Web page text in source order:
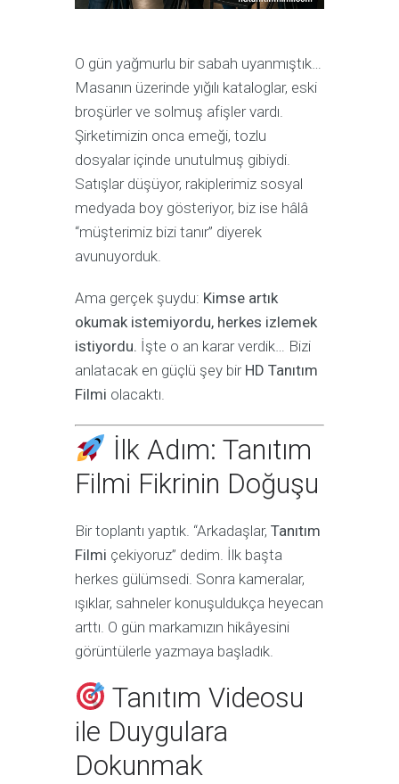
O gün yağmurlu bir sabah uyanmıştık…
Masanın üzerinde yığılı kataloglar, eski
broşürler ve solmuş afişler vardı.
Şirketimizin onca emeği, tozlu
dosyalar içinde unutulmuş gibiydi.
Satışlar düşüyor, rakiplerimiz sosyal
medyada boy gösteriyor, biz ise hâlâ
“müşterimiz bizi tanır” diyerek
avunuyorduk.
Ama gerçek şuydu: Kimse artık
okumak istemiyordu, herkes izlemek
istiyordu. İşte o an karar verdik… Bizi
anlatacak en güçlü şey bir HD Tanıtım
Filmi olacaktı.
İlk Adım: Tanıtım
Filmi Fikrinin Doğuşu
Bir toplantı yaptık. “Arkadaşlar, Tanıtım
Filmi çekiyoruz” dedim. İlk başta
herkes gülümsedi. Sonra kameralar,
ışıklar, sahneler konuşuldukça heyecan
arttı. O gün markamızın hikâyesini
görüntülerle yazmaya başladık.
Tanıtım Videosu
ile Duygulara
Dokunmak